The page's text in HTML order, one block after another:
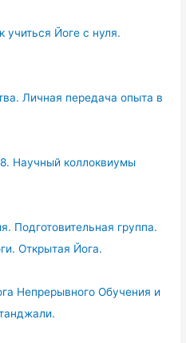
учиться Йоге с нуля.
Личная передача опыта в
Научный коллоквиумы
Подготовительная группа.
Открытая Йога.
Непрерывного Обучения и